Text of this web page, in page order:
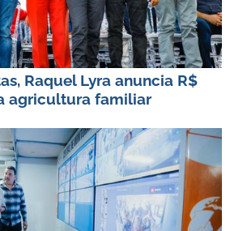
Raquel Lyra anuncia R$
agricultura familiar